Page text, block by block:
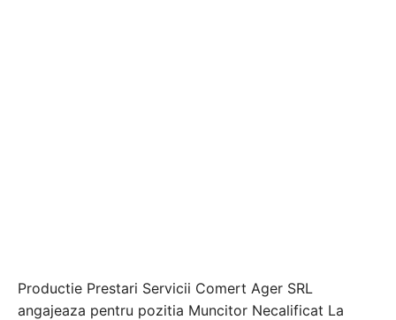
Productie Prestari Servicii Comert Ager SRL
angajeaza pentru pozitia Muncitor Necalificat La